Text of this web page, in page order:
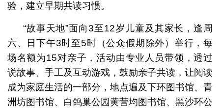
验，建立早期共读习惯。
“故事天地”面向3至12岁儿童及其家长，逢周
六、日下午3时至5时（公众假期除外）举行，每
场名额为15对亲子，活动由专业人员带领，透过
说故事、手工及互动游戏，鼓励亲子共读，让阅读
成为家庭生活的一部分，地点遍及下环图书馆、青
洲坊图书馆、白鸽巢公园黄营均图书馆、黑沙环公